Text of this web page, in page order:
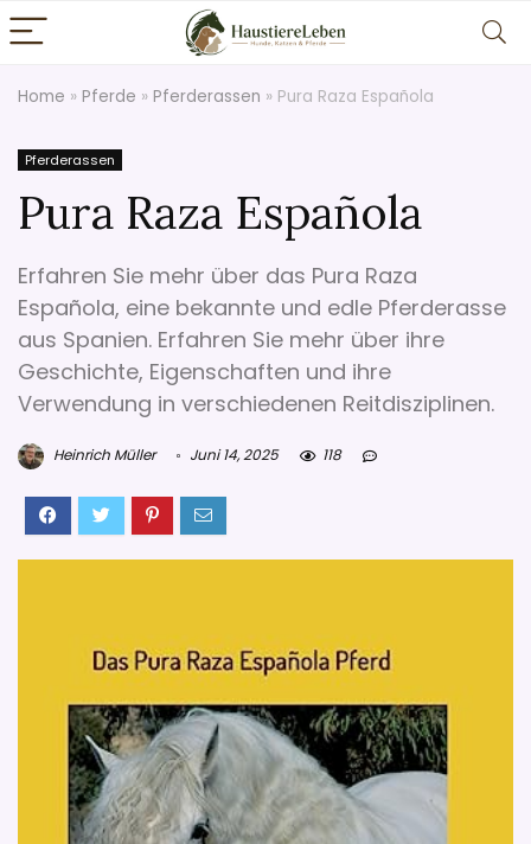
Home » Pferde » Pferderassen » Pura Raza Española
Pferderassen
Pura Raza Española
Erfahren Sie mehr über das Pura Raza
Española, eine bekannte und edle Pferderasse
aus Spanien. Erfahren Sie mehr über ihre
Geschichte, Eigenschaften und ihre
Verwendung in verschiedenen Reitdisziplinen.
Heinrich Müller Juni 14, 2025 118